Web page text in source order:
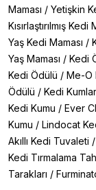
Maması / Yetişkin
Kısırlaştırılmış Kedi
Yaş Kedi Maması /
Yaş Maması / Kedi
Kedi Ödülü / Me-O
Ödülü / Kedi
Kedi Kumu / Ever
Kumu / Lindocat
Akıllı Kedi Tuvaleti /
Kedi Tırmalama
Tarakları /